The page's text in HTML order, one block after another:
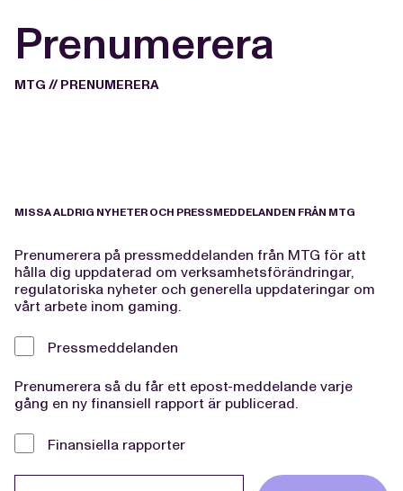
Prenumerera
MTG // PRENUMERERA
MISSA ALDRIG NYHETER OCH PRESSMEDDELANDEN FRÅN MTG
Prenumerera på pressmeddelanden från MTG för att
hålla dig uppdaterad om verksamhetsförändringar,
regulatoriska nyheter och generella uppdateringar om
vårt arbete inom gaming.
Pressmeddelanden
Prenumerera så du får ett epost-meddelande varje
gång en ny finansiell rapport är publicerad.
Finansiella rapporter